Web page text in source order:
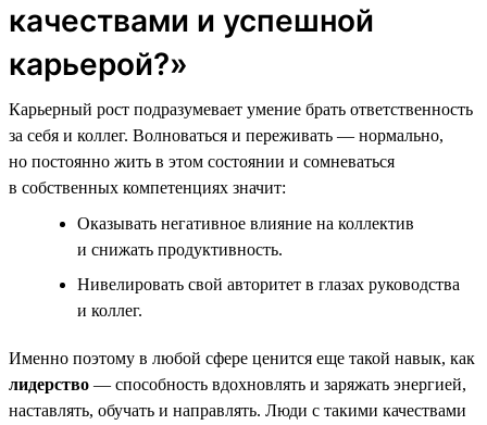
качествами и успешной
карьерой?»
Карьерный рост подразумевает умение брать ответственность
за себя и коллег. Волноваться и переживать — нормально,
но постоянно жить в этом состоянии и сомневаться
в собственных компетенциях значит:
Оказывать негативное влияние на коллектив
и снижать продуктивность.
Нивелировать свой авторитет в глазах руководства
и коллег.
Именно поэтому в любой сфере ценится еще такой навык, как
лидерство — способность вдохновлять и заряжать энергией,
наставлять, обучать и направлять. Люди с такими качествами